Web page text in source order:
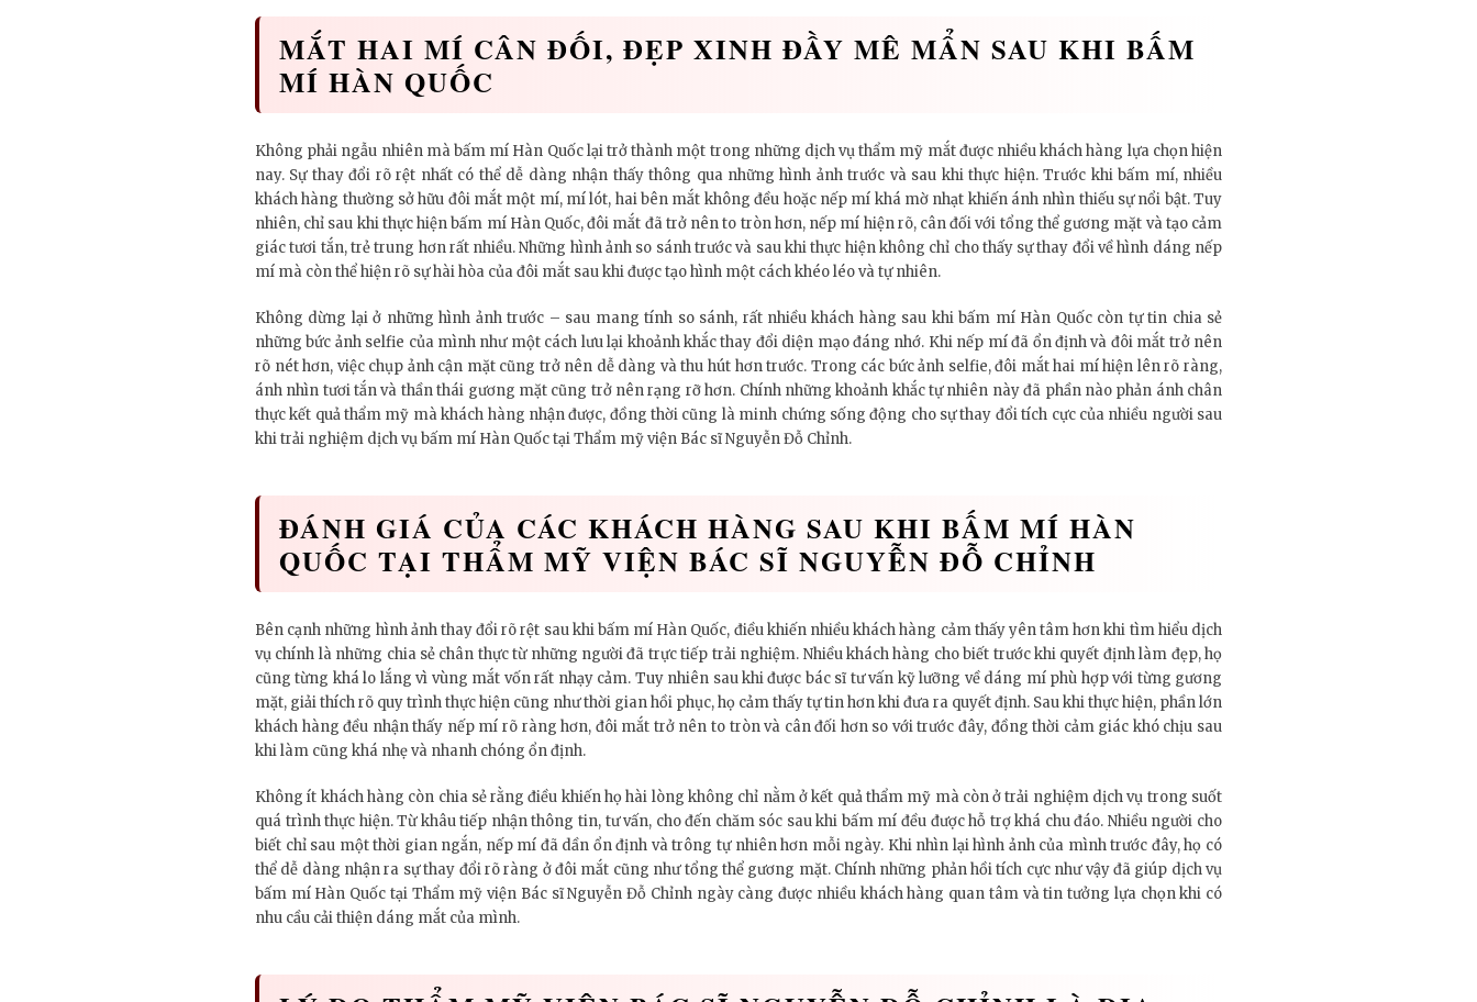
MẮT HAI MÍ CÂN ĐỐI, ĐẸP XINH ĐẦY MÊ MẨN SAU KHI BẤM
MÍ HÀN QUỐC
Không phải ngẫu nhiên mà bấm mí Hàn Quốc lại trở thành một trong những dịch vụ thẩm mỹ mắt được nhiều khách hàng lựa chọn hiện
nay. Sự thay đổi rõ rệt nhất có thể dễ dàng nhận thấy thông qua những hình ảnh trước và sau khi thực hiện. Trước khi bấm mí, nhiều
khách hàng thường sở hữu đôi mắt một mí, mí lót, hai bên mắt không đều hoặc nếp mí khá mờ nhạt khiến ánh nhìn thiếu sự nổi bật. Tuy
nhiên, chỉ sau khi thực hiện bấm mí Hàn Quốc, đôi mắt đã trở nên to tròn hơn, nếp mí hiện rõ, cân đối với tổng thể gương mặt và tạo cảm
giác tươi tắn, trẻ trung hơn rất nhiều. Những hình ảnh so sánh trước và sau khi thực hiện không chỉ cho thấy sự thay đổi về hình dáng nếp
mí mà còn thể hiện rõ sự hài hòa của đôi mắt sau khi được tạo hình một cách khéo léo và tự nhiên.
Không dừng lại ở những hình ảnh trước – sau mang tính so sánh, rất nhiều khách hàng sau khi bấm mí Hàn Quốc còn tự tin chia sẻ
những bức ảnh selfie của mình như một cách lưu lại khoảnh khắc thay đổi diện mạo đáng nhớ. Khi nếp mí đã ổn định và đôi mắt trở nên
rõ nét hơn, việc chụp ảnh cận mặt cũng trở nên dễ dàng và thu hút hơn trước. Trong các bức ảnh selfie, đôi mắt hai mí hiện lên rõ ràng,
ánh nhìn tươi tắn và thần thái gương mặt cũng trở nên rạng rỡ hơn. Chính những khoảnh khắc tự nhiên này đã phần nào phản ánh chân
thực kết quả thẩm mỹ mà khách hàng nhận được, đồng thời cũng là minh chứng sống động cho sự thay đổi tích cực của nhiều người sau
khi trải nghiệm dịch vụ bấm mí Hàn Quốc tại Thẩm mỹ viện Bác sĩ Nguyễn Đỗ Chỉnh.
ĐÁNH GIÁ CỦA CÁC KHÁCH HÀNG SAU KHI BẤM MÍ HÀN
QUỐC TẠI THẨM MỸ VIỆN BÁC SĨ NGUYỄN ĐỖ CHỈNH
Bên cạnh những hình ảnh thay đổi rõ rệt sau khi bấm mí Hàn Quốc, điều khiến nhiều khách hàng cảm thấy yên tâm hơn khi tìm hiểu dịch
vụ chính là những chia sẻ chân thực từ những người đã trực tiếp trải nghiệm. Nhiều khách hàng cho biết trước khi quyết định làm đẹp, họ
cũng từng khá lo lắng vì vùng mắt vốn rất nhạy cảm. Tuy nhiên sau khi được bác sĩ tư vấn kỹ lưỡng về dáng mí phù hợp với từng gương
mặt, giải thích rõ quy trình thực hiện cũng như thời gian hồi phục, họ cảm thấy tự tin hơn khi đưa ra quyết định. Sau khi thực hiện, phần lớn
khách hàng đều nhận thấy nếp mí rõ ràng hơn, đôi mắt trở nên to tròn và cân đối hơn so với trước đây, đồng thời cảm giác khó chịu sau
khi làm cũng khá nhẹ và nhanh chóng ổn định.
Không ít khách hàng còn chia sẻ rằng điều khiến họ hài lòng không chỉ nằm ở kết quả thẩm mỹ mà còn ở trải nghiệm dịch vụ trong suốt
quá trình thực hiện. Từ khâu tiếp nhận thông tin, tư vấn, cho đến chăm sóc sau khi bấm mí đều được hỗ trợ khá chu đáo. Nhiều người cho
biết chỉ sau một thời gian ngắn, nếp mí đã dần ổn định và trông tự nhiên hơn mỗi ngày. Khi nhìn lại hình ảnh của mình trước đây, họ có
thể dễ dàng nhận ra sự thay đổi rõ ràng ở đôi mắt cũng như tổng thể gương mặt. Chính những phản hồi tích cực như vậy đã giúp dịch vụ
bấm mí Hàn Quốc tại Thẩm mỹ viện Bác sĩ Nguyễn Đỗ Chỉnh ngày càng được nhiều khách hàng quan tâm và tin tưởng lựa chọn khi có
nhu cầu cải thiện dáng mắt của mình.